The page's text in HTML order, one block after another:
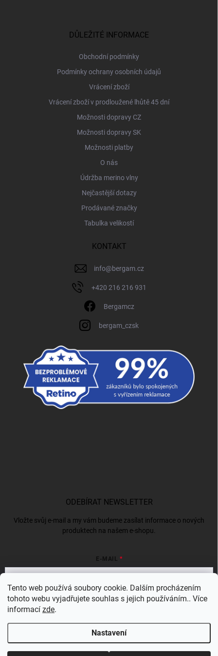
Tento web používá soubory cookie. Dalším procházením
tohoto webu vyjadřujete souhlas s jejich používáním.. Více
informací zde.
Nastavení
DŮLEŽITÉ INFORMACE
Obchodní podmínky
Podmínky ochrany osobních údajů
Vrácení zboží
Vrácení zboží v prodloužené lhůtě 45 dní
Možnosti dopravy CZ
Možnosti dopravy SK
Možnosti platby
O nás
Údržba merino vlny
Nejčastější dotazy
Prodávané značky
Tabulka velikostí
KONTAKT
info@bergam.cz
+420 216 216 931
Bergamcz
bergam_czsk
ODEBÍRAT NEWSLETTER
Vložte svůj e-mail a my vám budeme zasílat informace o nových
produktech na našem e-shopu.
E-MAIL
Vložením e-mailu souhlasíte s
Přihlásit se